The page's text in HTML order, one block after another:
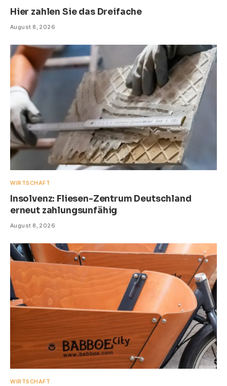
Hier zahlen Sie das Dreifache
August 8, 2026
WIRTSCHAFT
Insolvenz: Fliesen-Zentrum Deutschland
erneut zahlungsunfähig
August 8, 2026
WIRTSCHAFT